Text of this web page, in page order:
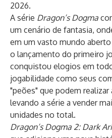
2026.
A série Dragon’s Dogma
um cenário de fantasia,
em um vasto mundo
o lançamento do primeiro
conquistou elogios em
jogabilidade como seus
"peões" que podem
levando a série a vender
unidades no total.
Dragon’s Dogma 2: Dark